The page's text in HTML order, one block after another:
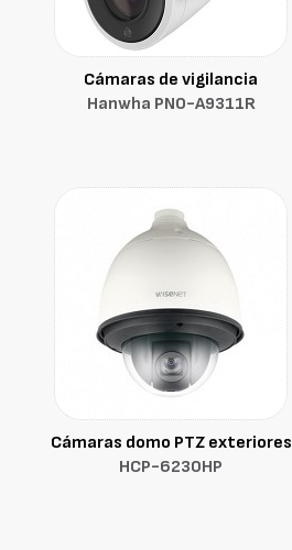
Cámaras de vigilancia
Hanwha PNO-A9311R
Cámaras domo PTZ exteriores
HCP-6230HP